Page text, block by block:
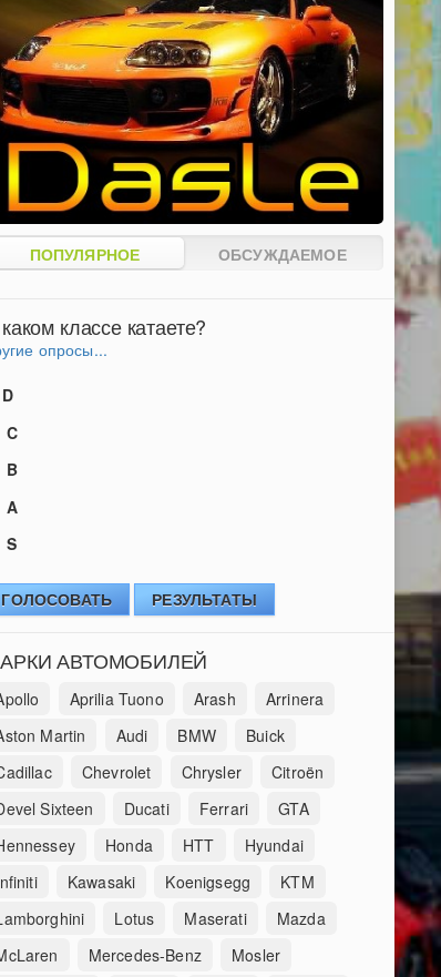
ПОПУЛЯРНОЕ ОБСУЖДАЕМОЕ
классе катаете?
опросы...
D
C
B
A
S
ГОЛОСОВАТЬ РЕЗУЛЬТАТЫ
АВТОМОБИЛЕЙ
Aprilia Tuono Arash
Arrinera
Martin
Audi BMW
Buick
Chevrolet Chrysler
Citroën
Sixteen
Ducati Ferrari
GTA
Honda HTT
Hyundai
Kawasaki Koenigsegg
KTM
Lotus Maserati
Mazda
Mercedes-Benz
Mosler